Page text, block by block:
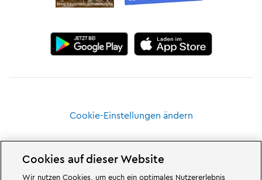
Cookie-Einstellungen ändern
Cookies auf dieser Website
Wir nutzen Cookies, um euch ein optimales Nutzererlebnis